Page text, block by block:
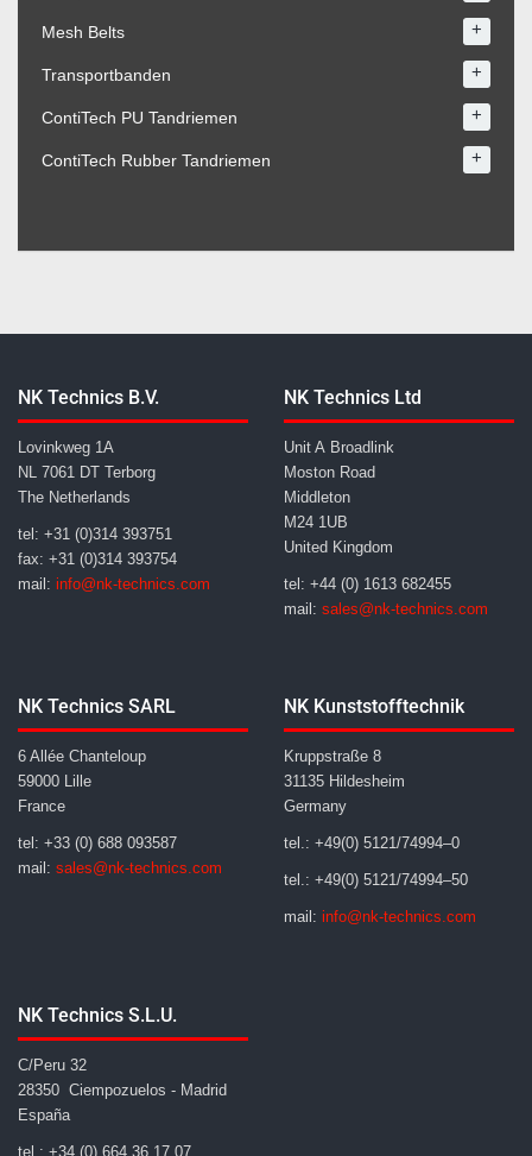
Mesh Belts +
Transportbanden +
ContiTech PU Tandriemen +
ContiTech Rubber Tandriemen +
NK Technics B.V.
Lovinkweg 1A
NL 7061 DT Terborg
The Netherlands
tel: +31 (0)314 393751
fax: +31 (0)314 393754
mail: info@nk-technics.com
NK Technics Ltd
Unit A Broadlink
Moston Road
Middleton
M24 1UB
United Kingdom
tel: +44 (0) 1613 682455
mail: sales@nk-technics.com
NK Technics SARL
6 Allée Chanteloup
59000 Lille
France
tel: +33 (0) 688 093587
mail: sales@nk-technics.com
NK Kunststofftechnik
Kruppstraße 8
31135 Hildesheim
Germany
tel.: +49(0) 5121/74994–0
tel.: +49(0) 5121/74994–50
mail: info@nk-technics.com
NK Technics S.L.U.
C/Peru 32
28350 Ciempozuelos - Madrid
España
tel.: +34 (0) 664 36 17 07